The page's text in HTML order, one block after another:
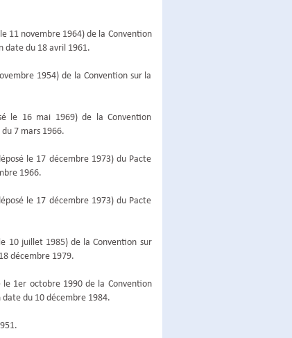
11 novembre 1964) de la Convention
date du 18 avril 1961.
1954) de la Convention sur la
le 16 mai 1969) de la Convention
7 mars 1966.
le 17 décembre 1973) du Pacte
1966.
le 17 décembre 1973) du Pacte
10 juillet 1985) de la Convention sur
décembre 1979.
1er octobre 1990 de la Convention
du 10 décembre 1984.